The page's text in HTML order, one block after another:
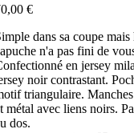
€
dans sa coupe
n'a pas fini de
en jersey
noir contrastant.
triangulaire.
métal avec liens noirs.
dos.